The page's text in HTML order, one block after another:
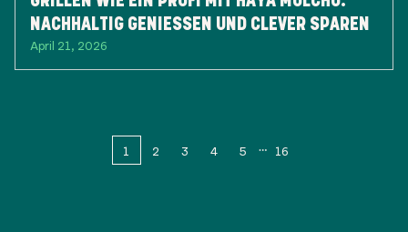
NACHHALTIG GENIESSEN UND CLEVER SPAREN
April 21, 2026
1 2 3 4 5 16